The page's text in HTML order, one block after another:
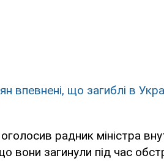
впевнені, що загиблі в
радник міністра
вони загинули під час